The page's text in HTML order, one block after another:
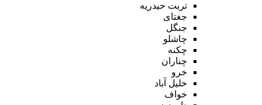
تربت حیدریه
جغتای
جنگل
چاشلو
چکنه
چناران
خرو
خلیل آباد
خواف